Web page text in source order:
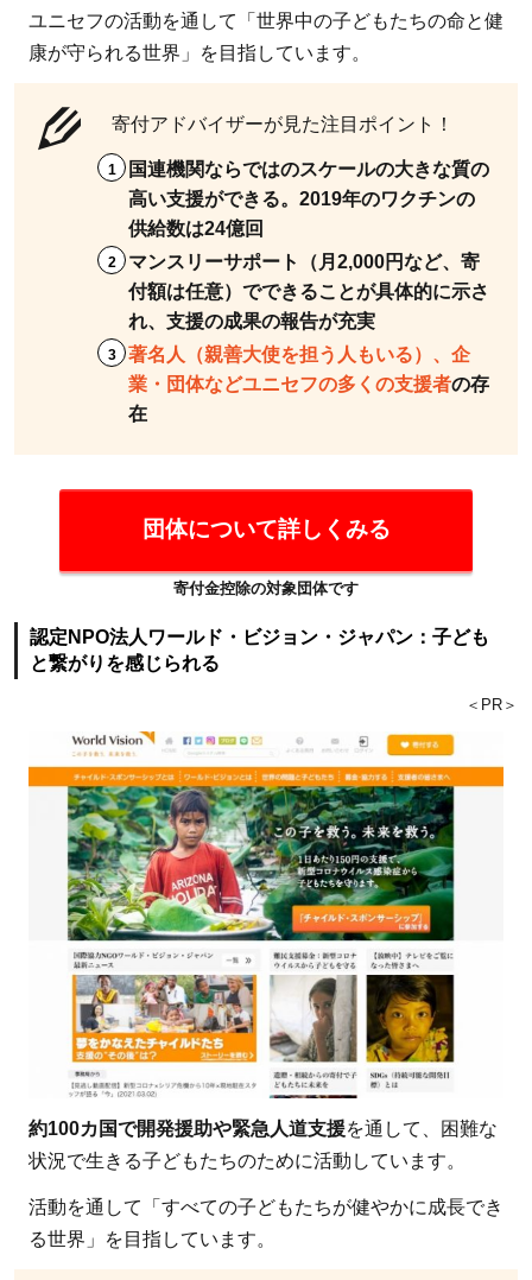
ナル日
本：不
苦しむ
人を支
援
もの
の？
寄
付
い
4.1
Q1：
寄付
は少
額で
もい
ユニセフの活動を通して「世界中の子どもたちの命と健
康が守られる世界」を目指しています。
寄付アドバイザーが見た注目ポイント！
国連機関ならではのスケールの大きな質の
高い支援ができる。2019年のワクチンの
供給数は24億回
マンスリーサポート（月2,000円など、寄
付額は任意）でできることが具体的に示さ
れ、支援の成果の報告が充実
著名人（親善大使を担う人もいる）、企
業・団体などユニセフの多くの支援者の存
在
団体について詳しくみる
寄付金控除の対象団体です
認定NPO法人ワールド・ビジョン・ジャパン：子ども
と繋がりを感じられる
＜PR＞
約100カ国で開発援助や緊急人道支援を通して、困難な
状況で生きる子どもたちのために活動しています。
活動を通して「すべての子どもたちが健やかに成長でき
る世界」を目指しています。